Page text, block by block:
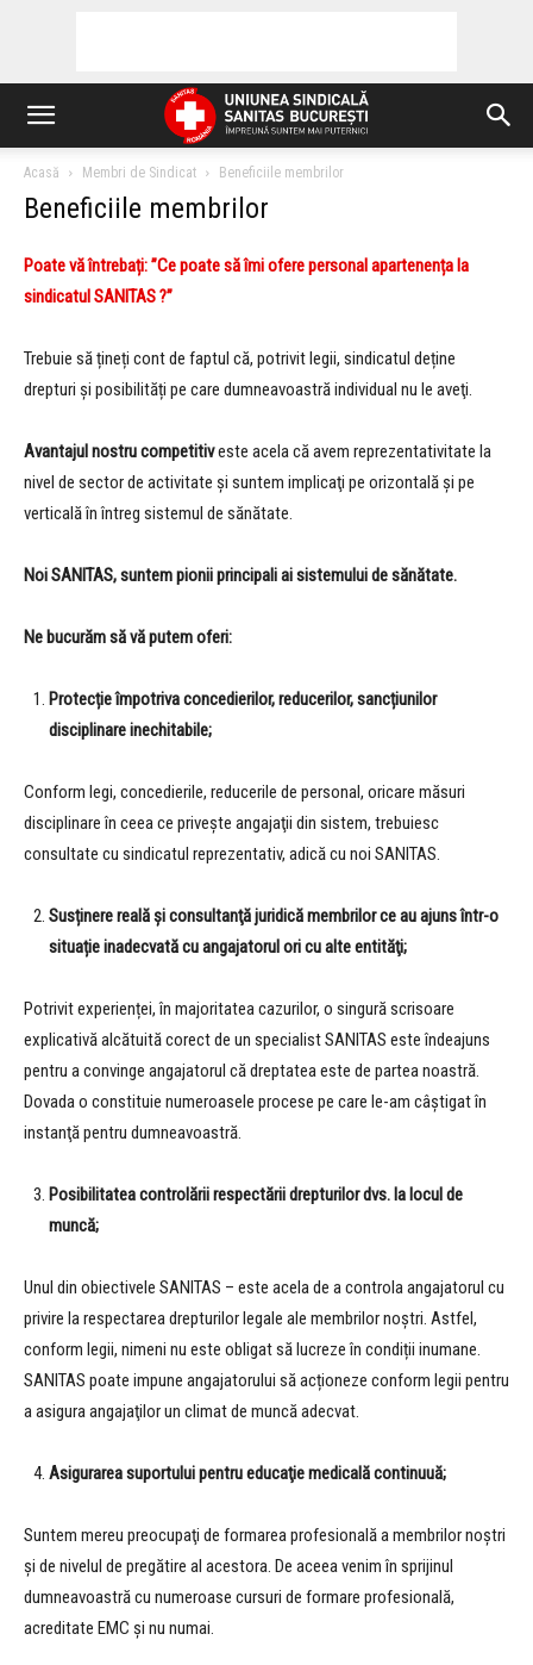
Acasă Membri de Sindicat Beneficiile membrilor
Beneficiile membrilor
Poate vă întrebați: ”Ce poate să îmi ofere personal apartenența la
sindicatul SANITAS ?”
Trebuie să țineți cont de faptul că, potrivit legii, sindicatul deține
drepturi și posibilități pe care dumneavoastră individual nu le aveţi.
Avantajul nostru competitiveste acela că avem reprezentativitate la
nivel de sector de activitate şi suntem implicaţi pe orizontală şi pe
verticală în întreg sistemul de sănătate.
Noi SANITAS, suntem pionii principali ai sistemului de sănătate.
Ne bucurăm să vă putem oferi:
Protecție împotriva concedierilor, reducerilor, sancțiunilor
disciplinare inechitabile;
Conform legi, concedierile, reducerile de personal, oricare măsuri
disciplinare în ceea ce privește angajaţii din sistem, trebuiesc
consultate cu sindicatul reprezentativ, adică cu noi SANITAS.
Susținere reală şi consultanţă juridică membrilor ce au ajuns într-o
situație inadecvată cu angajatorul ori cu alte entităţi;
Potrivit experienței, în majoritatea cazurilor, o singură scrisoare
explicativă alcătuită corect de un specialist SANITAS este îndeajuns
pentru a convinge angajatorul că dreptatea este de partea noastră.
Dovada o constituie numeroasele procese pe care le-am câştigat în
instanţă pentru dumneavoastră.
Posibilitatea controlării respectării drepturilor dvs. la locul de
muncă;
Unul din obiectivele SANITAS – este acela de a controla angajatorul cu
privire la respectarea drepturilor legale ale membrilor noştri. Astfel,
conform legii, nimeni nu este obligat să lucreze în condiții inumane.
SANITAS poate impune angajatorului să acționeze conform legii pentru
a asigura angajaţilor un climat de muncă adecvat.
Asigurarea suportului pentru educaţie medicală continuuă;
Suntem mereu preocupaţi de formarea profesională a membrilor noştri
şi de nivelul de pregătire al acestora. De aceea venim în sprijinul
dumneavoastră cu numeroase cursuri de formare profesională,
acreditate EMC şi nu numai.